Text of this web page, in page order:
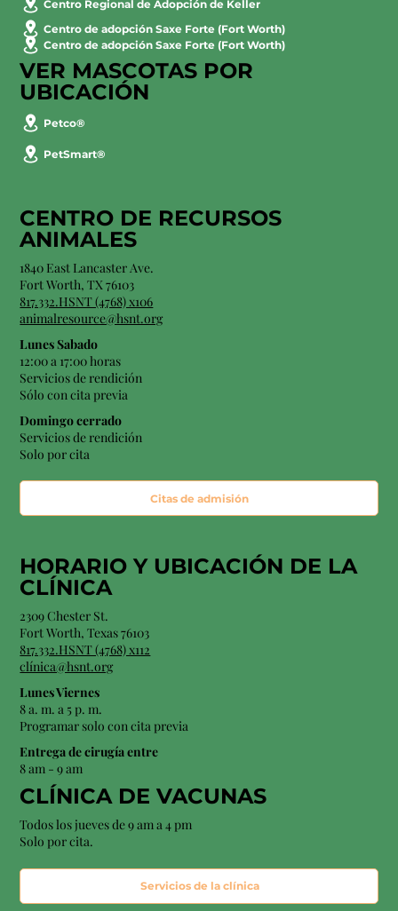
Centro Regional de Adopción de Keller
Centro de adopción Saxe Forte (Fort Worth)
Centro de adopción Saxe Forte (Fort Worth)
VER MASCOTAS POR
UBICACIÓN
Petco®
PetSmart®
CENTRO DE RECURSOS
ANIMALES
1840 East Lancaster Ave.
Fort Worth, TX 76103
817.332.HSNT (4768) x106
animalresource@hsnt.org
Lunes Sabado
12:00 a 17:00 horas
Servicios de rendición
Sólo con cita previa
Domingo cerrado
Servicios de rendición
Solo por cita
Citas de admisión
HORARIO Y UBICACIÓN DE LA
CLÍNICA
2309 Chester St.
Fort Worth, Texas 76103
817.332.HSNT (4768) x112
clínica@hsnt.org
Lunes Viernes
8 a. m. a 5 p. m.
Programar solo con cita previa
Entrega de cirugía entre
8 am - 9 am
CLÍNICA DE VACUNAS
Todos los jueves de 9 am a 4 pm
Solo por cita.
Servicios de la clínica